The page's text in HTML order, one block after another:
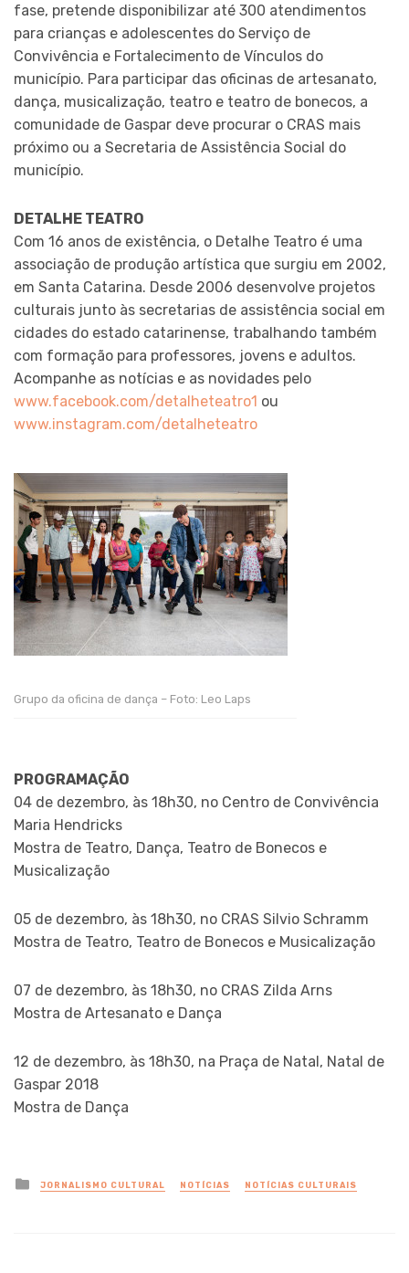
fase, pretende disponibilizar até 300 atendimentos
para crianças e adolescentes do Serviço de
Convivência e Fortalecimento de Vínculos do
município. Para participar das oficinas de artesanato,
dança, musicalização, teatro e teatro de bonecos, a
comunidade de Gaspar deve procurar o CRAS mais
próximo ou a Secretaria de Assistência Social do
município.
DETALHE TEATRO
Com 16 anos de existência, o Detalhe Teatro é uma
associação de produção artística que surgiu em 2002,
em Santa Catarina. Desde 2006 desenvolve projetos
culturais junto às secretarias de assistência social em
cidades do estado catarinense, trabalhando também
com formação para professores, jovens e adultos.
Acompanhe as notícias e as novidades pelo
www.facebook.com/detalheteatro1 ou
www.instagram.com/detalheteatro
Grupo da oficina de dança – Foto: Leo Laps
PROGRAMAÇÃO
04 de dezembro, às 18h30, no Centro de Convivência
Maria Hendricks
Mostra de Teatro, Dança, Teatro de Bonecos e
Musicalização
05 de dezembro, às 18h30, no CRAS Silvio Schramm
Mostra de Teatro, Teatro de Bonecos e Musicalização
07 de dezembro, às 18h30, no CRAS Zilda Arns
Mostra de Artesanato e Dança
12 de dezembro, às 18h30, na Praça de Natal, Natal de
Gaspar 2018
Mostra de Dança
Posted
in
JORNALISMO CULTURAL NOTÍCIAS NOTÍCIAS CULTURAIS